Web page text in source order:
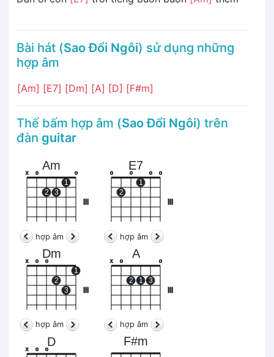
Bài hát (Sao Đổi Ngôi) sử dụng những
hợp âm
[Am] [E7] [Dm] [A] [D] [F#m]
Thế bấm hợp âm (Sao Đổi Ngôi) trên
đàn guitar
Am
x o
2 3
1
o
hợp âm
E7
o
2
o
1
o o
hợp âm
Dm
III
x o o
2
3
1
hợp âm
A
x o
2 1 3
o
hợp âm
D
x o o
F#m